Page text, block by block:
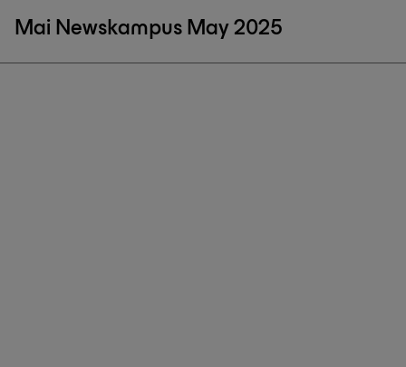
Mai Newskampus May 2025